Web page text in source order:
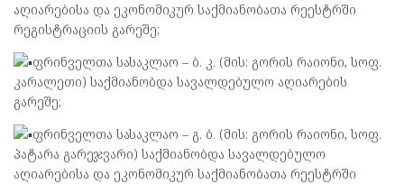
აღიარებისა და ეკონომიკურ საქმიანობათა რეესტრში
რეგისტრაციის გარეშე;
ფრინველთა სასაკლაო – ბ. კ. (მის: გორის რაიონი, სოფ.
კარალეთი) საქმიანობდა სავალდებულო აღიარების
გარეშე;
ფრინველთა სასაკლაო – გ. ბ. (მის: გორის რაიონი, სოფ.
პატარა გარეჯვარი) საქმიანობდა სავალდებულო
აღიარებისა და ეკონომიკურ საქმიანობათა რეესტრში